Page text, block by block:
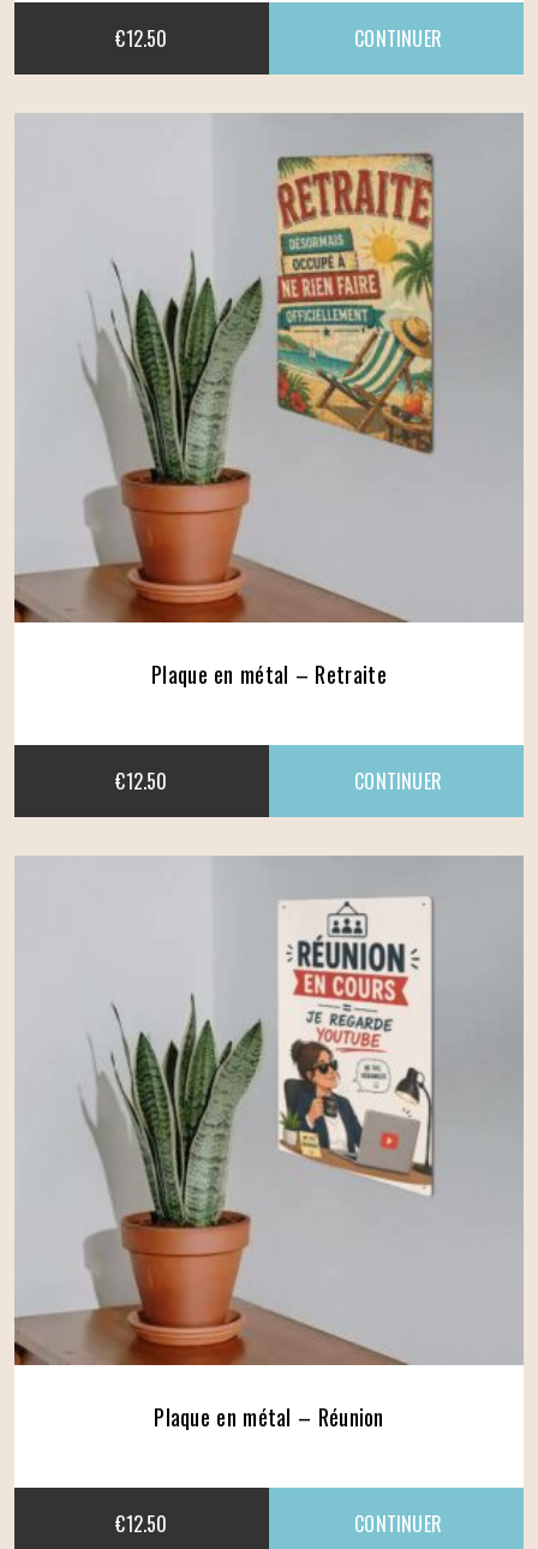
€12.50
Plaque en métal – Retraite
€12.50
Plaque en métal – Réunion
€12.50